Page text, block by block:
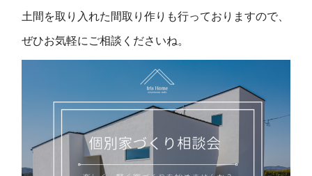
土間を取り入れた間取り作りも行っておりますので、
ぜひお気軽にご相談くださいね。